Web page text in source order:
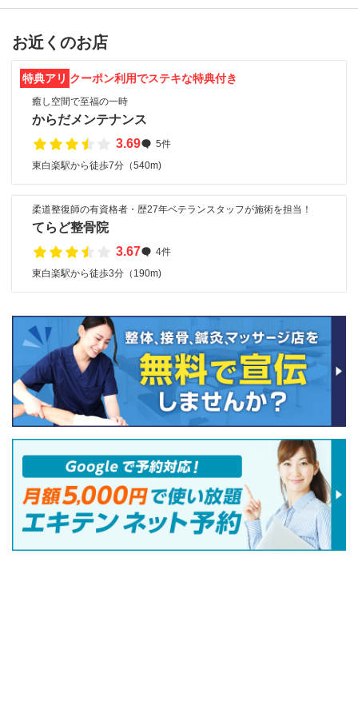
お近くのお店
特典アリ クーポン利用でステキな特典付き
癒し空間で至福の一時
からだメンテナンス
3.69
5件
東白楽駅から徒歩7分（540m)
柔道整復師の有資格者・歴27年ベテランスタッフが施術を担当！
てらど整骨院
3.67
4件
東白楽駅から徒歩3分（190m)